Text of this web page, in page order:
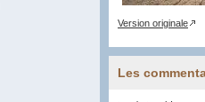
Version originale
Les